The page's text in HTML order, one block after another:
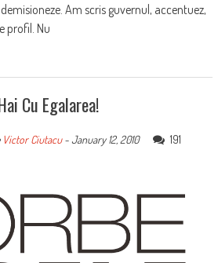
Am scris guvernul, accentuez,
profil. Nu
Cu Egalarea!
Victor Ciutacu-January 12, 2010
191